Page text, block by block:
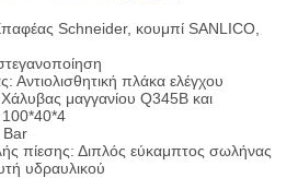
Schneider, κουμπί SANLICO,
Αντιολισθητική πλάκα ελέγχου
μαγγανίου Q345B και
Bar
πίεσης: Διπλός εύκαμπτος σωλήνας
υδραυλικού